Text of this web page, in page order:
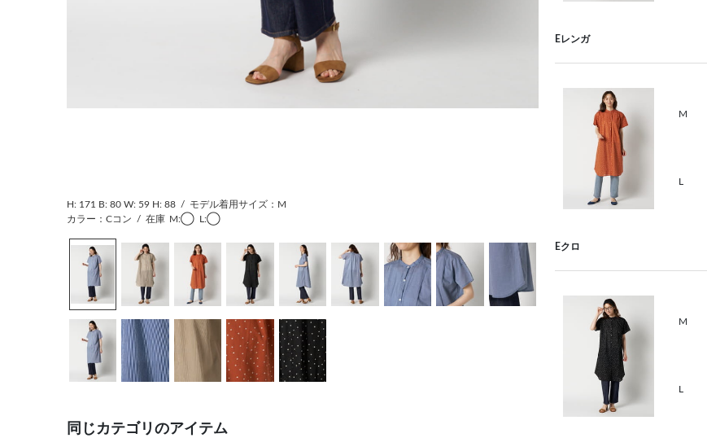
H: 171 B: 80 W: 59 H: 88 / モデル着用サイズ：M
カラー：Cコン
/ 在庫 M:◯ L:◯
同じカテゴリのアイテム
Eレンガ
M
L
Eクロ
M
L